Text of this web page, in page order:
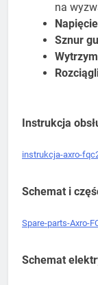
na
Sznur
Instrukcja
instrukcja-axro-
Schemat i
Spare-parts-Axro-
Schemat